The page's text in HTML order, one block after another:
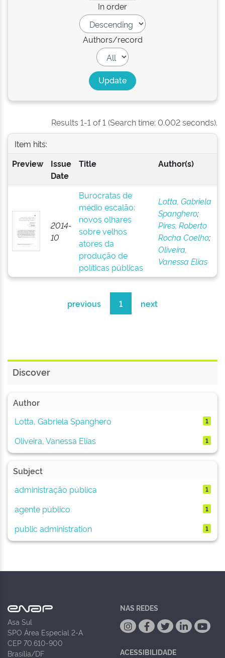
In order
Authors/record
Results 1-1 of 1 (Search time: 0.002 seconds).
Item hits:
Preview
Issue
Date
Title Author(s)
2014-
10
Burocratas de
médio escalão:
novos olhares
sobre velhos
atores da
produção de
políticas públicas
Lotta, Gabriela
Spanghero;
Pires, Roberto
Rocha Coelho;
Oliveira,
Vanessa Elias
previous 1 next
Discover
Author
Lotta, Gabriela Spanghero
1
Oliveira, Vanessa Elias 1
Subject
administração pública
1
agente público 1
public administration 1
Asa Sul
SPO Área Especial 2-A
CEP 70.610-900
Brasília/DF
NAS REDES
ACESSIBILIDADE